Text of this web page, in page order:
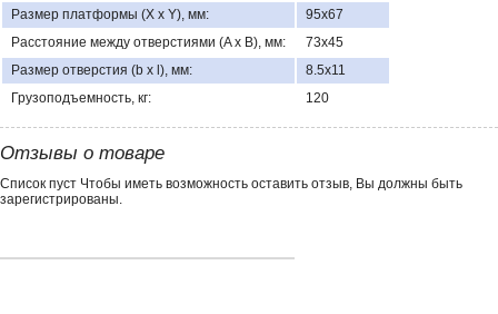
Размер платформы (X x Y), мм:
95х67
Расстояние между отверстиями (A x B), мм:
73х45
Размер отверстия (b x l), мм:
8.5х11
Грузоподъемность, кг:
120
Отзывы о товаре
Список пуст Чтобы иметь возможность оставить отзыв, Вы должны быть
зарегистрированы.